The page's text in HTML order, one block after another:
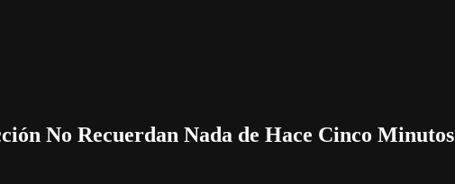
No Recuerdan Nada de Hace Cinco Minutos